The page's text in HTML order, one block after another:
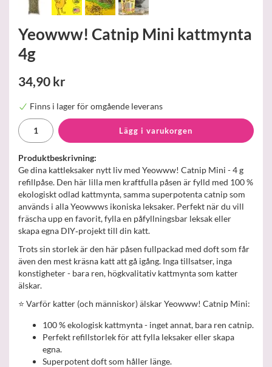
Yeowww! Catnip Mini kattmynta
4g
34,90 kr
Finns i lager för omgående leverans
Lägg i varukorgen
Produktbeskrivning:
Ge dina kattleksaker nytt liv med Yeowww! Catnip Mini - 4 g
refillpåse. Den här lilla men kraftfulla påsen är fylld med 100 %
ekologiskt odlad kattmynta, samma superpotenta catnip som
används i alla Yeowwws ikoniska leksaker. Perfekt när du vill
fräscha upp en favorit, fylla en påfyllningsbar leksak eller
skapa egna DIY‑projekt till din katt.
Trots sin storlek är den här påsen fullpackad med doft som får
även den mest kräsna katt att gå igång. Inga tillsatser, inga
konstigheter - bara ren, högkvalitativ kattmynta som katter
älskar.
⭐ Varför katter (och människor) älskar Yeowww! Catnip Mini:
100 % ekologisk kattmynta - inget annat, bara ren catnip.
Perfekt refillstorlek för att fylla leksaker eller skapa
egna.
Superpotent doft som håller länge.